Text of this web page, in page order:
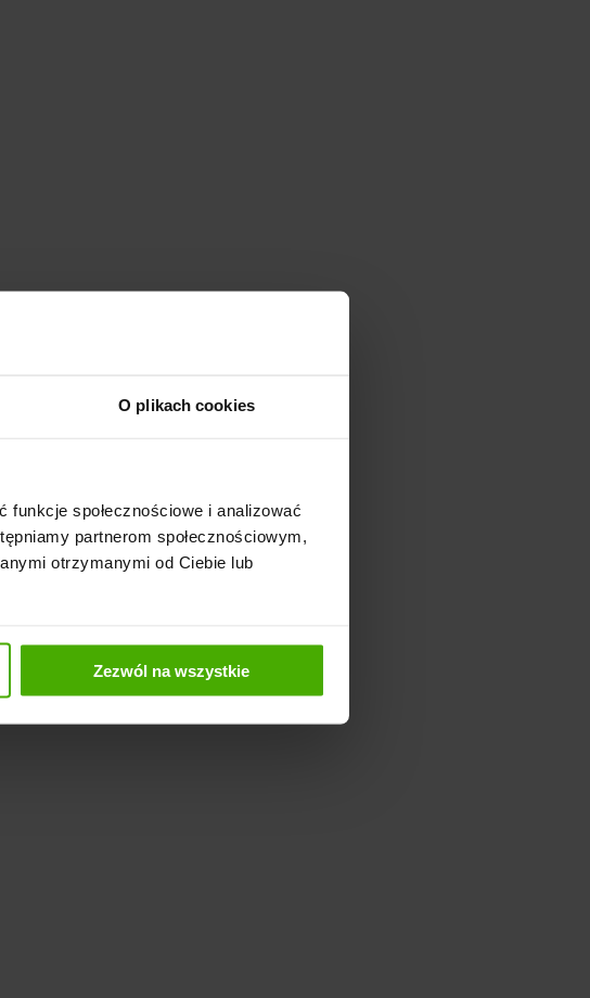
O plikach cookies
społecznościowe i analizować
partnerom społecznościowym,
otrzymanymi od Ciebie lub
Zezwól na wszystkie